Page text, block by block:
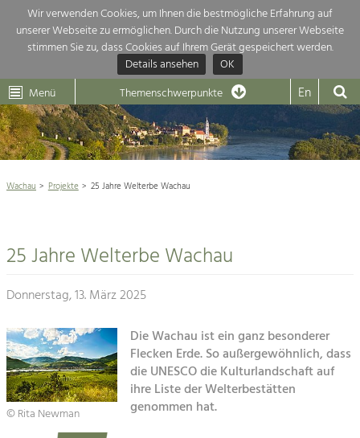
Wir verwenden Cookies, um Ihnen die bestmögliche Erfahrung auf
unserer Webseite zu ermöglichen. Durch die Nutzung unserer Webseite
stimmen Sie zu, dass Cookies auf Ihrem Gerät gespeichert werden.
Details ansehen
OK
Dunkelsteinerwald Klima
Menü Themenschwerpunkte En
Aktuelles
Weltkulturerbe Wachau 
Rückblick 25 Jahre Jubiläum
Architektur
Landwirtschaft & Tourismus
Projekte
Kirchen am Fluss
Themenübersicht
Die Regionalentwicklung in unserer Region ist sehr vielfältig. Deshalb
geben wir hier eine Übersicht über unsere Themenschwerpunkte. Für
mehr Informationen einfach das Thema anklicken und schon werden alle
Projekte in diesem Kontext angezeigt.
Natur- &
Baukultur
Land- & Forstwirtschaft
Bewirtschaftung und Pflege der
Kulturlandschaft.
Tourismus
Angebotsentwicklung und
Wachau Projekte 25 Jahre Welterbe Wachau
25 Jahre Welterbe Wachau
Donnerstag, 13. März 2025
© Rita Newman
Die Wachau ist ein ganz besonderer
Flecken Erde. So außergewöhnlich, dass
die UNESCO die Kulturlandschaft auf
ihre Liste der Welterbestätten
genommen hat.